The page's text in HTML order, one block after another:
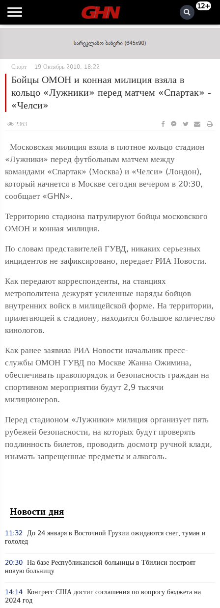
12+
Спорт 19 Октябрь 2010, 18:22
Бойцы ОМОН и конная милиция взяла в
кольцо «Лужники» перед матчем «Спартак» -
«Челси»
2363
Московская милиция взяла в плотное кольцо стадион
«Лужники» перед футбольным матчем между
командами «Спартак» (Москва) и «Челси» (Лондон),
который начнется в Москве сегодня вечером в 20:30,
сообщает «GHN».
Территорию стадиона патрулируют бойцы московского
ОМОН и конная милиция.
По словам представителей ГУВД, никаких серьезных
инцидентов не зафиксировано, передает РИА Новости.
Как передают корреспонденты, на станциях
метрополитена дежурят усиленные наряды бойцов
внутренних войск в милицейской форме. На территории,
прилегающей к стадиону, находится большое количество
кинологов.
Как ранее заявила РИА Новости начальник пресс-
службы ОМОН ГУВД по Москве Жанна Ожимина,
обеспечивать правопорядок и безопасность граждан на
спортивном мероприятии будут 2,9 тысячи
милиционеров.
Перед стадионом «Лужники» милиция организует пять
рубежей безопасности, на которых будут проверять
подлинность билетов, проводить досмотр ручной клади,
изымать запрещенные предметы и алкоголь.
Новости дня
11:32 До 24 января в Восточной Грузии ожидаются снег, туман и
гололед
20:30 На базе Республиканской больницы в Тбилиси построят
новую больницу
14:14 Конгресс США достиг соглашения по вопросу бюджета на
2024 год